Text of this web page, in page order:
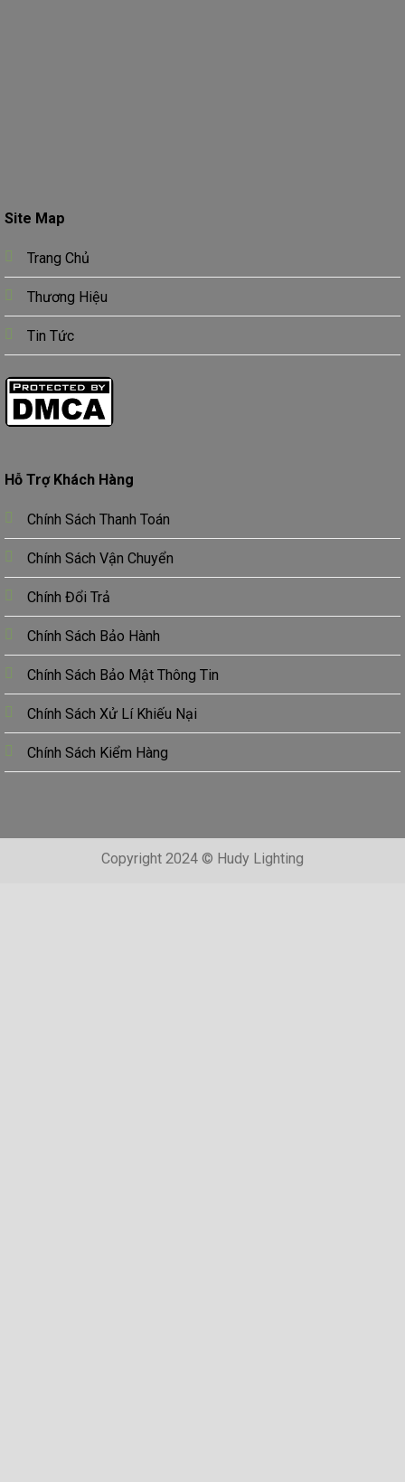
Site Map
Trang Chủ
Thương Hiệu
Tin Tức
Hỗ Trợ Khách Hàng
Chính Sách Thanh Toán
Chính Sách Vận Chuyển
Chính Đổi Trả
Chính Sách Bảo Hành
Chính Sách Bảo Mật Thông Tin
Chính Sách Xử Lí Khiếu Nại
Chính Sách Kiểm Hàng
Copyright 2024 © Hudy Lighting